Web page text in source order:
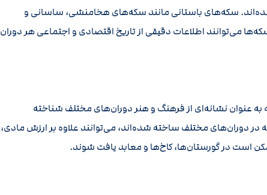
سکه‌های باستانی مانند سکه‌های هخامنشی، ساسانی و
می‌توانند اطلاعات دقیقی از تاریخ اقتصادی و اجتماعی هر دوران
به عنوان نشانه‌ای از فرهنگ و هنر دوران‌های مختلف شناخته
دوران‌های مختلف ساخته شده‌اند، می‌توانند علاوه بر ارزش مادی،
است در گورستان‌ها، کاخ‌ها و معابد یافت شوند.